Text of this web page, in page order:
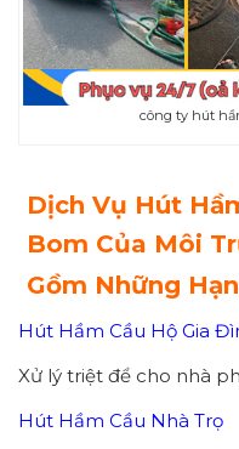
công ty hút
Dịch Vụ Hút
Bom Của Môi
Gồm Những
Hút Hầm Cầu Hộ Gia
Xử lý triệt để cho nhà
Hút Hầm Cầu Nhà Trọ